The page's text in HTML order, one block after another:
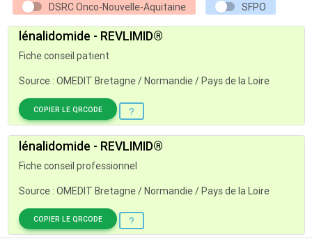
DSRC Onco-Nouvelle-Aquitaine
SFPO
lénalidomide - REVLIMID®
Fiche conseil patient
Source : OMEDIT Bretagne / Normandie / Pays de la Loire
COPIER LE QRCODE
lénalidomide - REVLIMID®
Fiche conseil professionnel
Source : OMEDIT Bretagne / Normandie / Pays de la Loire
COPIER LE QRCODE